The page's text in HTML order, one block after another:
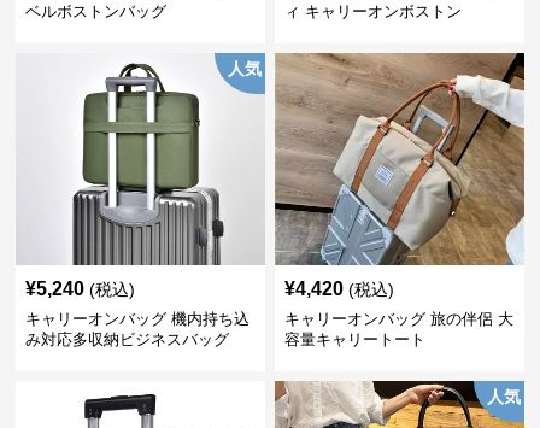
ベルボストンバッグ
ィ キャリーオンボストン
人気
¥5,240 (税込)
キャリーオンバッグ 機内持ち込
み対応多収納ビジネスバッグ
¥4,420 (税込)
キャリーオンバッグ 旅の伴侶 大
容量キャリートート
人気